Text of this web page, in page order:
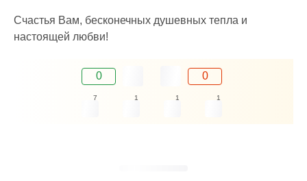
Счастья Вам, бесконечных душевных тепла и
настоящей любви!
0 0
7 1 1 1